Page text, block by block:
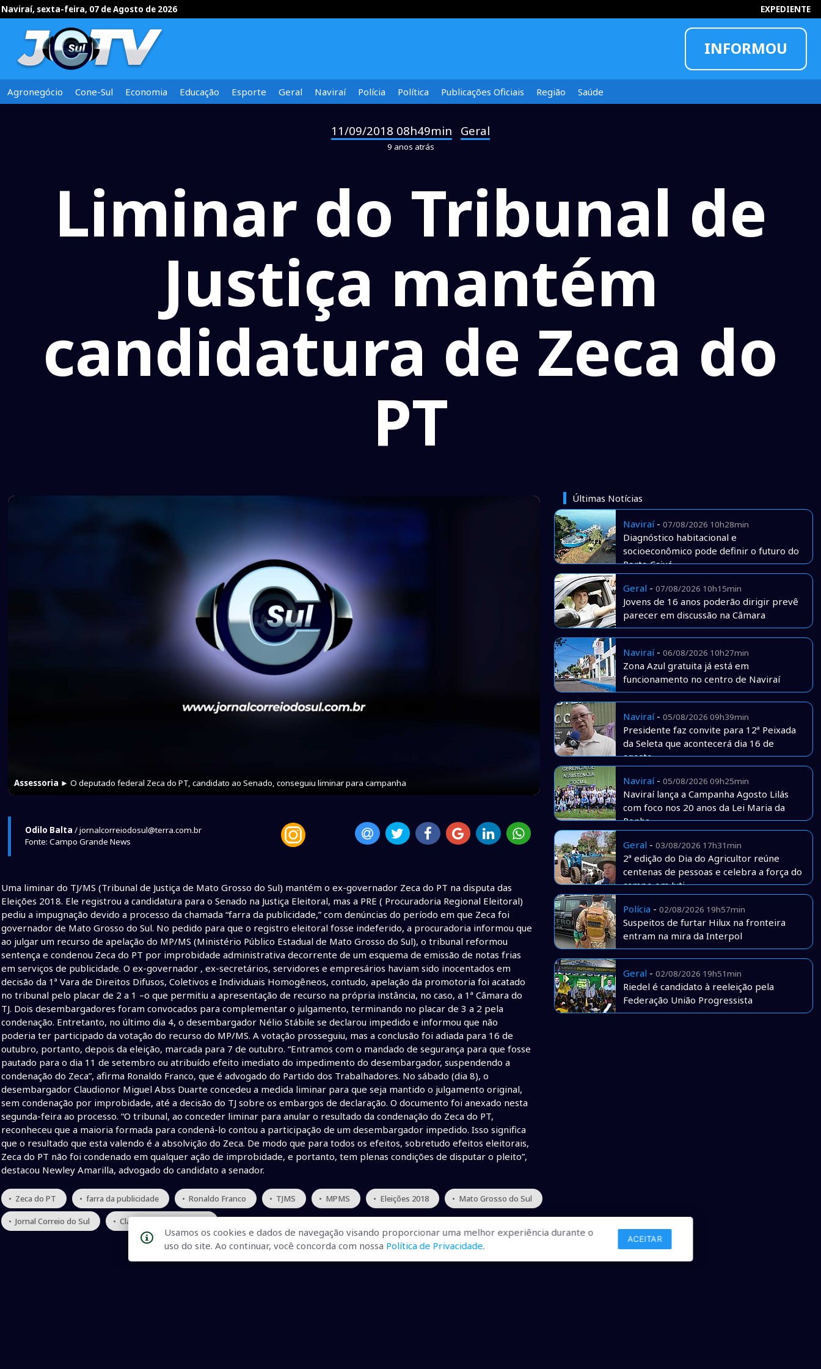
Naviraí, sexta-feira, 07 de Agosto de 2026 EXPEDIENTE
INFORMOU
Agronegócio Cone-Sul Economia Educação Esporte Geral Naviraí Polícia Política Publicações Oficiais Região Saúde
11/09/2018 08h49min Geral
9 anos atrás
Liminar do Tribunal de
Justiça mantém
candidatura de Zeca do
PT
Assessoria ► O deputado federal Zeca do PT, candidato ao Senado, conseguiu liminar para campanha
Odilo Balta / jornalcorreiodosul@terra.com.br
Fonte: Campo Grande News
Uma liminar do TJ/MS (Tribunal de Justiça de Mato Grosso do Sul) mantém o ex-governador Zeca do PT na disputa das
Eleições 2018. Ele registrou a candidatura para o Senado na Justiça Eleitoral, mas a PRE ( Procuradoria Regional Eleitoral)
pediu a impugnação devido a processo da chamada “farra da publicidade,” com denúncias do período em que Zeca foi
governador de Mato Grosso do Sul. No pedido para que o registro eleitoral fosse indeferido, a procuradoria informou que
ao julgar um recurso de apelação do MP/MS (Ministério Público Estadual de Mato Grosso do Sul), o tribunal reformou
sentença e condenou Zeca do PT por improbidade administrativa decorrente de um esquema de emissão de notas frias
em serviços de publicidade. O ex-governador , ex-secretários, servidores e empresários haviam sido inocentados em
decisão da 1ª Vara de Direitos Difusos, Coletivos e Individuais Homogêneos, contudo, apelação da promotoria foi acatado
no tribunal pelo placar de 2 a 1 –o que permitiu a apresentação de recurso na própria instância, no caso, a 1ª Câmara do
TJ. Dois desembargadores foram convocados para complementar o julgamento, terminando no placar de 3 a 2 pela
condenação. Entretanto, no último dia 4, o desembargador Nélio Stábile se declarou impedido e informou que não
poderia ter participado da votação do recurso do MP/MS. A votação prosseguiu, mas a conclusão foi adiada para 16 de
outubro, portanto, depois da eleição, marcada para 7 de outubro. “Entramos com o mandado de segurança para que fosse
pautado para o dia 11 de setembro ou atribuído efeito imediato do impedimento do desembargador, suspendendo a
condenação do Zeca”, afirma Ronaldo Franco, que é advogado do Partido dos Trabalhadores. No sábado (dia 8), o
desembargador Claudionor Miguel Abss Duarte concedeu a medida liminar para que seja mantido o julgamento original,
sem condenação por improbidade, até a decisão do TJ sobre os embargos de declaração. O documento foi anexado nesta
segunda-feira ao processo. “O tribunal, ao conceder liminar para anular o resultado da condenação do Zeca do PT,
reconheceu que a maioria formada para condená-lo contou a participação de um desembargador impedido. Isso significa
que o resultado que esta valendo é a absolvição do Zeca. De modo que para todos os efeitos, sobretudo efeitos eleitorais,
Zeca do PT não foi condenado em qualquer ação de improbidade, e portanto, tem plenas condições de disputar o pleito”,
destacou Newley Amarilla, advogado do candidato a senador.
• Zeca do PT • farra da publicidade • Ronaldo Franco • TJMS • MPMS • Eleições 2018 • Mato Grosso do Sul
• Jornal Correio do Sul • Claudionor Miguel Abss
Últimas Notícias
Naviraí- 07/08/2026 10h28min
Diagnóstico habitacional e
socioeconômico pode definir o futuro do
Porto Caiuá
Geral - 07/08/2026 10h15min
Jovens de 16 anos poderão dirigir prevê
parecer em discussão na Câmara
Naviraí- 06/08/2026 10h27min
Zona Azul gratuita já está em
funcionamento no centro de Naviraí
Naviraí- 05/08/2026 09h39min
Presidente faz convite para 12ª Peixada
da Seleta que acontecerá dia 16 de
agosto
Naviraí- 05/08/2026 09h25min
Naviraí lança a Campanha Agosto Lilás
com foco nos 20 anos da Lei Maria da
Penha
Geral - 03/08/2026 17h31min
2ª edição do Dia do Agricultor reúne
centenas de pessoas e celebra a força do
campo em Juti
Polícia - 02/08/2026 19h57min
Suspeitos de furtar Hilux na fronteira
entram na mira da Interpol
Geral - 02/08/2026 19h51min
Riedel é candidato à reeleição pela
Federação União Progressista
Usamos os cookies e dados de navegação visando proporcionar uma melhor experiência durante o
uso do site. Ao continuar, você concorda com nossa Política de Privacidade.
ACEITAR